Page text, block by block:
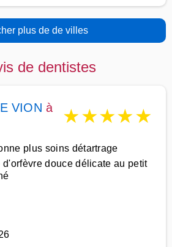
plus de de villes
de dentistes
VION à
★★★★★
plus soins détartrage
douce délicate au petit